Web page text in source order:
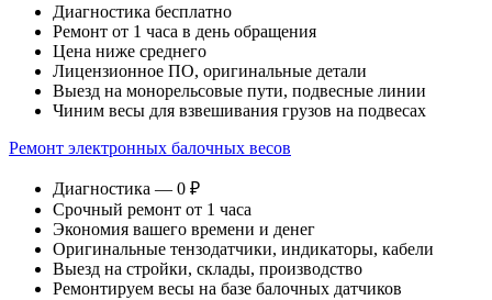
Диагностика бесплатно
Ремонт от 1 часа в день обращения
Цена ниже среднего
Лицензионное ПО, оригинальные детали
Выезд на монорельсовые пути, подвесные линии
Чиним весы для взвешивания грузов на подвесах
Ремонт электронных балочных весов
Диагностика — 0 ₽
Срочный ремонт от 1 часа
Экономия вашего времени и денег
Оригинальные тензодатчики, индикаторы, кабели
Выезд на стройки, склады, производство
Ремонтируем весы на базе балочных датчиков